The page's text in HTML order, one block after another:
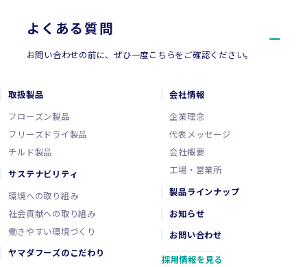
よくある質問
お問い合わせの前に、ぜひ一度こちらをご確認ください。
取扱製品
フローズン製品
フリーズドライ製品
チルド製品
サステナビリティ
環境への取り組み
社会貢献への取り組み
働きやすい環境づくり
ヤマダフーズのこだわり
会社情報
企業理念
代表メッセージ
会社概要
工場・営業所
製品ラインナップ
お知らせ
お問い合わせ
採用情報を見る